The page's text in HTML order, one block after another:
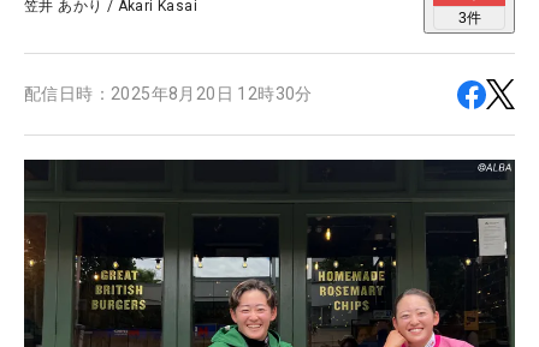
笠井 あかり / Akari Kasai
3件
配信日時： 2025年8月20日 12時30分